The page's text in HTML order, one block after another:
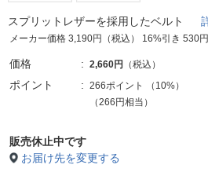
スプリットレザーを採用したベルト
メーカー価格 3,190円（税込） 16%引き 530
価格 2,660円 （税込）
ポイント 266ポイント （ 10%）
（266円相当）
販売休止中です
お届け先を変更する